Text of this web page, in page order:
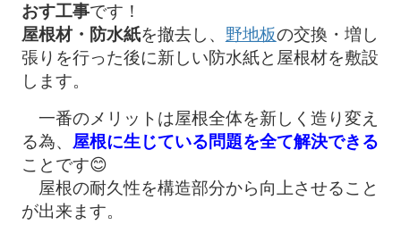
おす工事です！
屋根材・防水紙を撤去し、 野地板の交換・増し
張りを行った後に新しい防水紙と屋根材を敷設
します。
一番のメリットは屋根全体を新しく造り変え
る為、
屋根に生じている問題を全て解決できる
ことです😊
屋根の耐久性を構造部分から向上させること
が出来ます。